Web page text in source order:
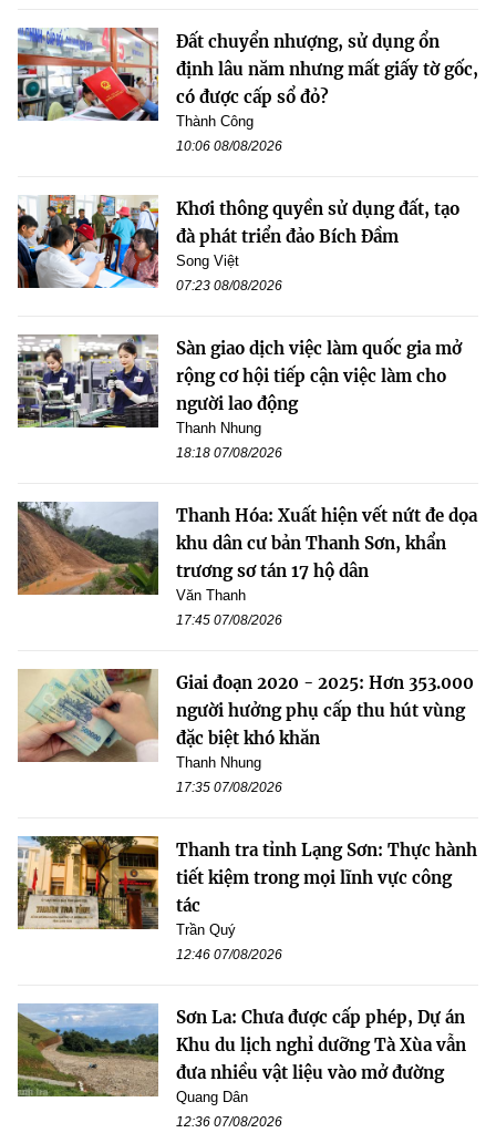
Đất chuyển nhượng, sử dụng ổn
định lâu năm nhưng mất giấy tờ gốc,
có được cấp sổ đỏ?
Thành Công
10:06 08/08/2026
Khơi thông quyền sử dụng đất, tạo
đà phát triển đảo Bích Đầm
Song Việt
07:23 08/08/2026
Sàn giao dịch việc làm quốc gia mở
rộng cơ hội tiếp cận việc làm cho
người lao động
Thanh Nhung
18:18 07/08/2026
Thanh Hóa: Xuất hiện vết nứt đe dọa
khu dân cư bản Thanh Sơn, khẩn
trương sơ tán 17 hộ dân
Văn Thanh
17:45 07/08/2026
Giai đoạn 2020 - 2025: Hơn 353.000
người hưởng phụ cấp thu hút vùng
đặc biệt khó khăn
Thanh Nhung
17:35 07/08/2026
Thanh tra tỉnh Lạng Sơn: Thực hành
tiết kiệm trong mọi lĩnh vực công
tác
Trần Quý
12:46 07/08/2026
Sơn La: Chưa được cấp phép, Dự án
Khu du lịch nghỉ dưỡng Tà Xùa vẫn
đưa nhiều vật liệu vào mở đường
Quang Dân
12:36 07/08/2026